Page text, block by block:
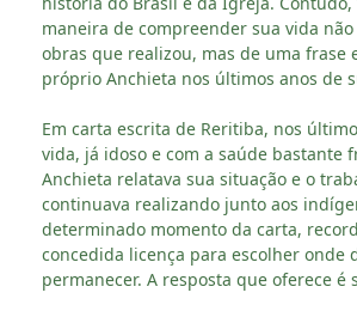
maneira de compreender sua vida
obras que realizou, mas de uma frase
próprio Anchieta nos últimos anos de
Em carta escrita de Reritiba, nos
vida, já idoso e com a saúde bastante
Anchieta relatava sua situação e o
continuava realizando junto aos
determinado momento da carta,
concedida licença para escolher onde
permanecer. A resposta que oferece é